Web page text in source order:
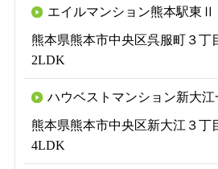
エイルマンション熊本駅東Ⅱ
熊本県熊本市中央区呉服町３丁
2LDK
ハウベストマンション新大江
熊本県熊本市中央区新大江３丁
4LDK